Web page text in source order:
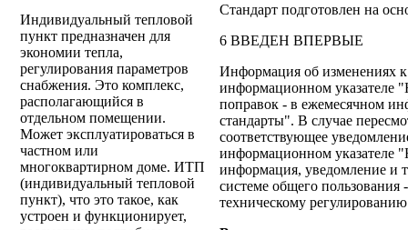
Индивидуальный тепловой
пункт предназначен для
экономии тепла,
регулирования параметров
снабжения. Это комплекс,
располагающийся в
отдельном помещении.
Может эксплуатироваться в
частном или
многоквартирном доме. ИТП
(индивидуальный тепловой
пункт), что это такое, как
устроен и функционирует,
Стандарт подготовлен на
6 ВВЕДЕН ВПЕРВЫЕ
Информация об изменениях к
информационном указателе
поправок - в ежемесячном
стандарты". В случае
соответствующее
информационном указателе
информация, уведомление и
системе общего пользования
техническому